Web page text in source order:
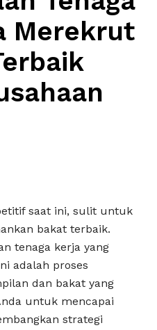
Merekrut
saat ini, sulit untuk
bakat terbaik.
tenaga kerja yang
adalah proses
dan bakat yang
untuk mencapai
strategi